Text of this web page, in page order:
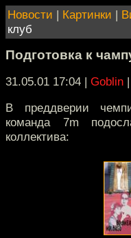
Новости | Картинки |
клуб
Подготовка к
31.05.01 17:04 | Goblin |
В преддверии
команда 7m
коллектива: